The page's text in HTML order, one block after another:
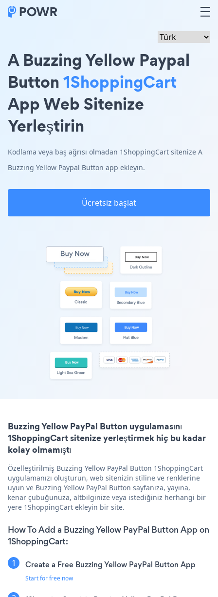
A Buzzing Yellow Paypal
Button1ShoppingCart
App Web Sitenize
Yerleştirin
Kodlama veya baş ağrısı olmadan 1ShoppingCart sitenize A
Buzzing Yellow Paypal Button app ekleyin.
Ücretsiz başlat
Buzzing Yellow PayPal Button uygulamasını
1ShoppingCart sitenize yerleştirmek hiç bu kadar
kolay olmamıştı
Özelleştirilmiş Buzzing Yellow PayPal Button 1ShoppingCart
uygulamanızı oluşturun, web sitenizin stiline ve renklerine
uyun ve Buzzing Yellow PayPal Button sayfanıza, yayına,
kenar çubuğunuza, altbilginize veya istediğiniz herhangi bir
yere 1ShoppingCart ekleyin bir site.
How To Add a Buzzing Yellow PayPal Button App on
1ShoppingCart:
Create a Free Buzzing Yellow PayPal Button App
Start for free now